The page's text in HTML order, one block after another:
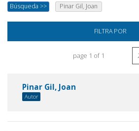
Búsqueda >> Pinar Gil, Joan
FILTRA POR
page 1 of 1
Pinar Gil, Joan
Autor